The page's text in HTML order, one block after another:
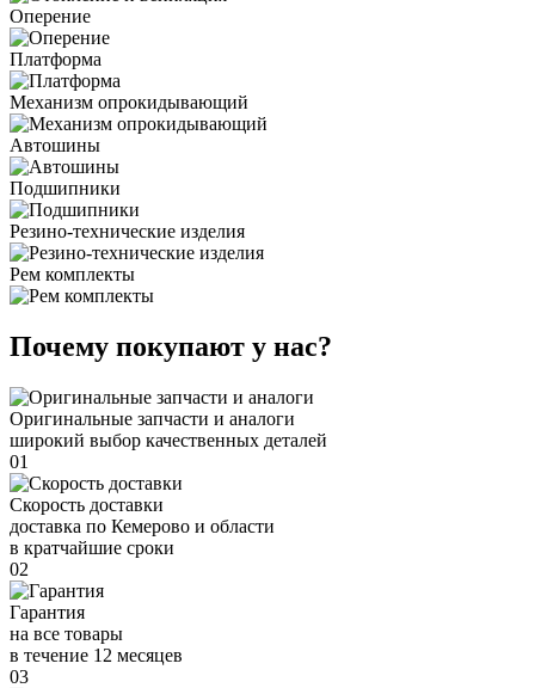
Оперение
Платформа
Механизм опрокидывающий
Автошины
Подшипники
Резино-технические изделия
Рем комплекты
Почему покупают у нас?
Оригинальные запчасти и аналоги
широкий выбор качественных деталей
01
Скорость доставки
доставка по Кемерово и области
в кратчайшие сроки
02
Гарантия
на все товары
в течение 12 месяцев
03